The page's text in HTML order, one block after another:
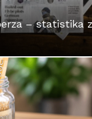
– statistika